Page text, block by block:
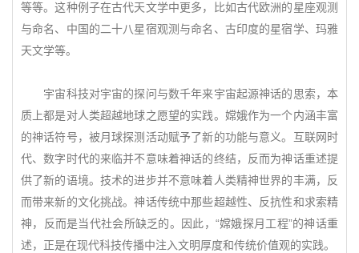
等等。这种例子在古代天文学中更多，比如古代欧洲的星座观测
与命名、中国的二十八星宿观测与命名、古印度的星宿学、玛雅
天文学等。
宇宙科技对宇宙的探问与数千年来宇宙起源神话的思索，本
质上都是对人类超越地球之愿望的实践。嫦娥作为一个内涵丰富
的神话符号，被月球探测活动赋予了新的功能与意义。互联网时
代、数字时代的来临并不意味着神话的终结，反而为神话重述提
供了新的语境。技术的进步并不意味着人类精神世界的丰满，反
而带来新的文化挑战。神话传统中那些超越性、反抗性和求索精
神，反而是当代社会所缺乏的。因此，“嫦娥探月工程”的神话重
述，正是在现代科技传播中注入文明厚度和传统价值观的实践。